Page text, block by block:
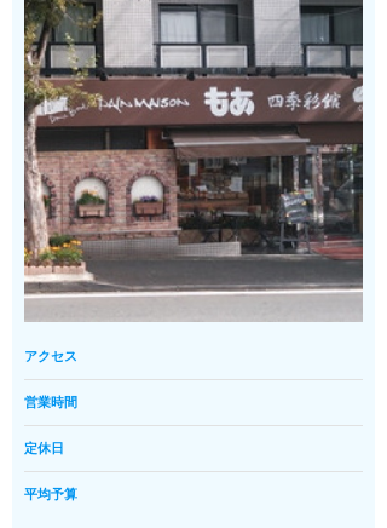
アクセス
営業時間
定休日
平均予算